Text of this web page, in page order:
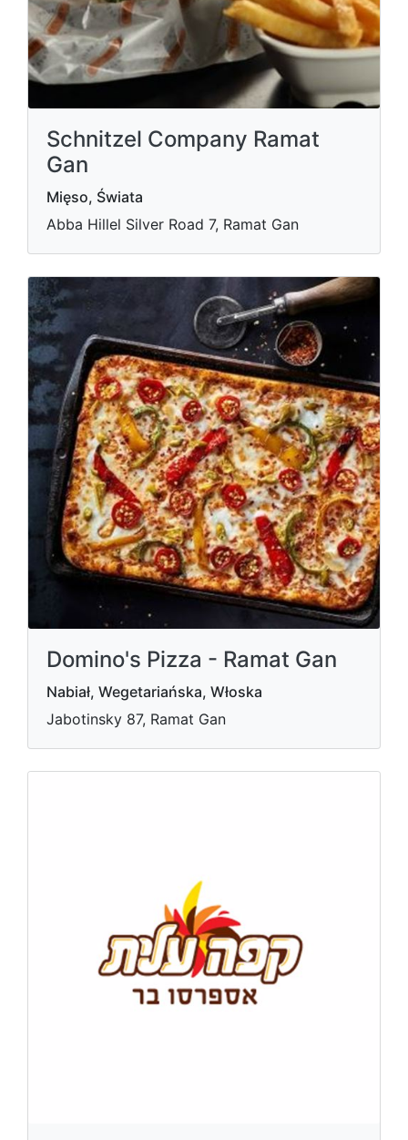
Schnitzel Company Ramat
Gan
Mięso, Świata
Abba Hillel Silver Road 7, Ramat Gan
Domino's Pizza - Ramat Gan
Nabiał, Wegetariańska, Włoska
Jabotinsky 87, Ramat Gan